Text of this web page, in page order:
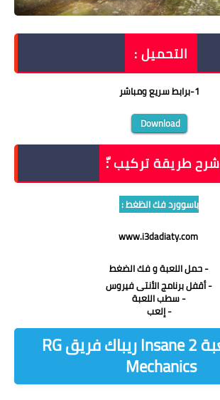
التحميل :
1
-برابط سريع ومباشر
Download
شرح طريقة تركيب :ّ
باسوورد فك الظغط :
www.i3dadiaty.com
- حمل اللعبة و فك الضغط
- أقفل برنامج الأنتى فيروس
- سطب اللعبة
- إلعب
تحميل لعبة Insane 2 ريباك فريق RG
Mechanics